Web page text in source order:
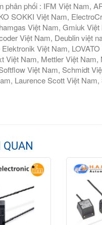
phân phối : IFM Việt Nam,
SOKKI Việt Nam,
Việt Nam, Gmiuk
Việt Nam, Deublin việt
Việt Nam,
Việt Nam, Mettler Việt
Việt Nam, Schmidt
Laurence Scott Việt